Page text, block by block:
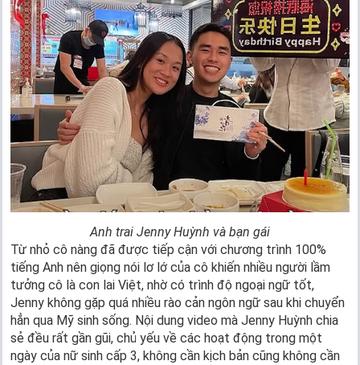
Anh trai Jenny Huỳnh và bạn gái
Từ nhỏ cô nàng đã được tiếp cận với chương trình 100%
tiếng Anh nên giọng nói lơ lớ của cô khiến nhiều người lầm
tưởng cô là con lai Việt, nhờ có trình độ ngoại ngữ tốt,
Jenny không gặp quá nhiều rào cản ngôn ngữ sau khi chuyển
hẳn qua Mỹ sinh sống. Nội dung video mà Jenny Huỳnh chia
sẻ đều rất gần gũi, chủ yếu về các hoạt động trong một
ngày của nữ sinh cấp 3, không cần kịch bản cũng không cần